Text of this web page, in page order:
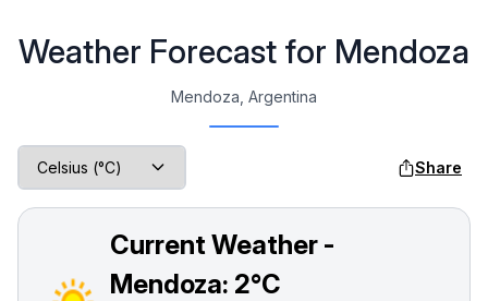
Weather Forecast for Mendoza
Mendoza, Argentina
Share
Current Weather -
Mendoza: 2°C